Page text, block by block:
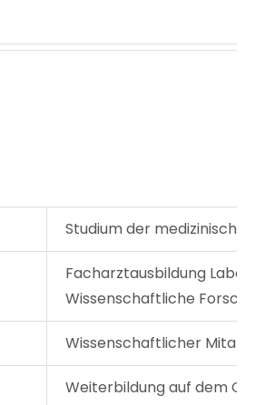
Studium der
Facharztausbildung
Wissenschaftliche
Wissenschaftlicher
Weiterbildung auf dem